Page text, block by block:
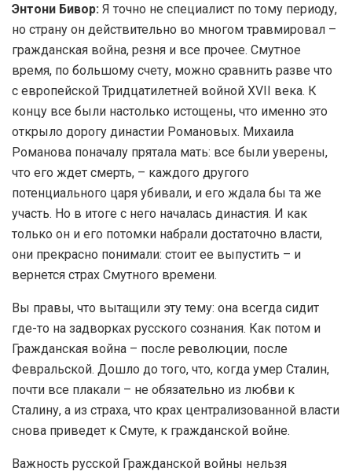
Энтони Бивор: Я точно не специалист по тому периоду,
но страну он действительно во многом травмировал –
гражданская война, резня и все прочее. Смутное
время, по большому счету, можно сравнить разве что
с европейской Тридцатилетней войной XVII века. К
концу все были настолько истощены, что именно это
открыло дорогу династии Романовых. Михаила
Романова поначалу прятала мать: все были уверены,
что его ждет смерть, – каждого другого
потенциального царя убивали, и его ждала бы та же
участь. Но в итоге с него началась династия. И как
только он и его потомки набрали достаточно власти,
они прекрасно понимали: стоит ее выпустить – и
вернется страх Смутного времени.
Вы правы, что вытащили эту тему: она всегда сидит
где-то на задворках русского сознания. Как потом и
Гражданская война – после революции, после
Февральской. Дошло до того, что, когда умер Сталин,
почти все плакали – не обязательно из любви к
Сталину, а из страха, что крах централизованной власти
снова приведет к Смуте, к гражданской войне.
Важность русской Гражданской войны нельзя